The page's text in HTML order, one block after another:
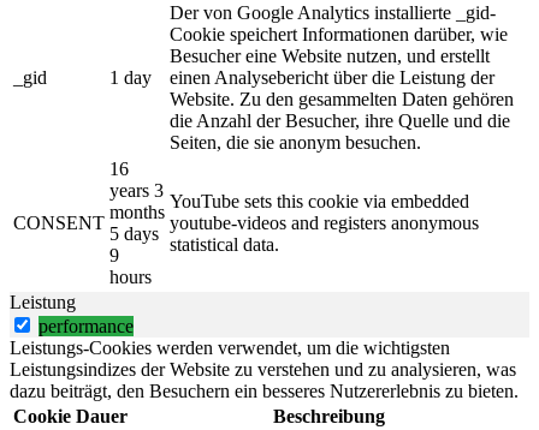
_gid 1 day
Der von Google Analytics installierte _gid-
Cookie speichert Informationen darüber, wie
Besucher eine Website nutzen, und erstellt
einen Analysebericht über die Leistung der
Website. Zu den gesammelten Daten gehören
die Anzahl der Besucher, ihre Quelle und die
Seiten, die sie anonym besuchen.
CONSENT
16
years 3
months
5 days
9
hours
YouTube sets this cookie via embedded
youtube-videos and registers anonymous
statistical data.
Leistung
performance
Leistungs-Cookies werden verwendet, um die wichtigsten
Leistungsindizes der Website zu verstehen und zu analysieren, was
dazu beiträgt, den Besuchern ein besseres Nutzererlebnis zu bieten.
Cookie Dauer Beschreibung